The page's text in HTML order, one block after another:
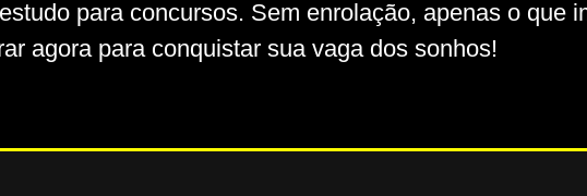
para concursos. Sem enrolação, apenas o que
agora para conquistar sua vaga dos sonhos!